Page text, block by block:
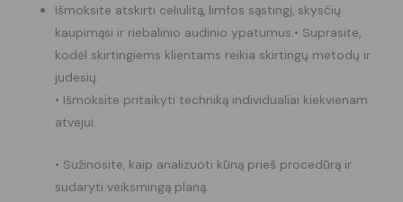
Išmoksite atskirti celiulitą, limfos sąstingį, skysčių
kaupimąsi ir riebalinio audinio ypatumus.• Suprasite,
kodėl skirtingiems klientams reikia skirtingų metodų ir
judesių.
• Išmoksite pritaikyti techniką individualiai kiekvienam
atvejui.
• Sužinosite, kaip analizuoti kūną prieš procedūrą ir
sudaryti veiksmingą planą.